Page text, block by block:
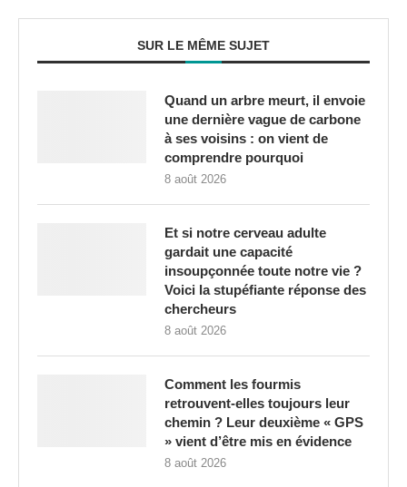
SUR LE MÊME SUJET
Quand un arbre meurt, il envoie
une dernière vague de carbone
à ses voisins : on vient de
comprendre pourquoi
8 août 2026
Et si notre cerveau adulte
gardait une capacité
insoupçonnée toute notre vie ?
Voici la stupéfiante réponse des
chercheurs
8 août 2026
Comment les fourmis
retrouvent-elles toujours leur
chemin ? Leur deuxième « GPS
» vient d’être mis en évidence
8 août 2026